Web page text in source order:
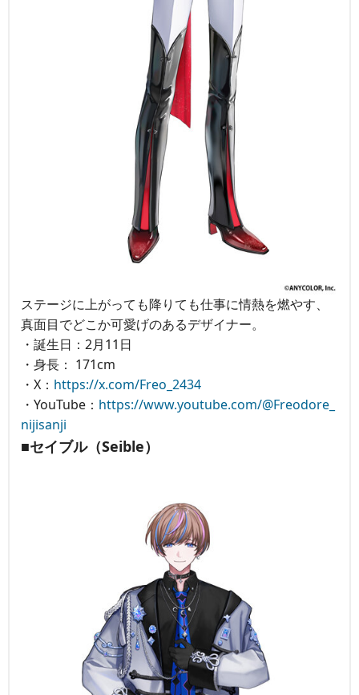
ステージに上がっても降りても仕事に情熱を燃やす、
真面目でどこか可愛げのあるデザイナー。
・誕生日：2月11日
・身長： 171cm
・X： https://x.com/Freo_2434
・YouTube： https://www.youtube.com/@Freodore_
nijisanji
■セイブル（Seible）